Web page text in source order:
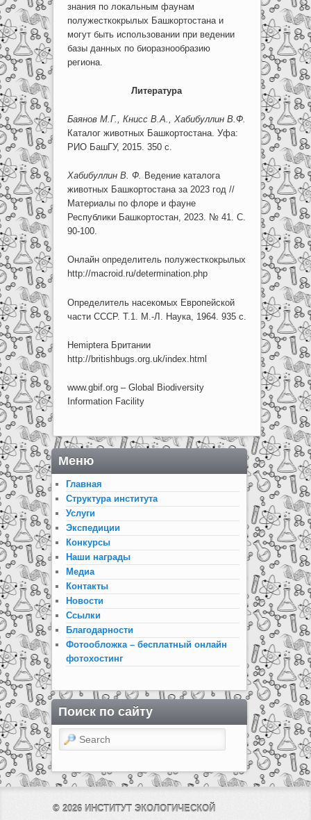
знания по локальным фаунам
полужесткокрылых Башкортостана и
могут быть использовании при ведении
базы данных по биоразнообразию
региона.
Литература
Баянов М.Г., Книсс В.А., Хабибуллин В.Ф.
Каталог животных Башкортостана. Уфа:
РИО БашГУ, 2015. 350 с.
Хабибуллин В. Ф. Ведение каталога
животных Башкортостана за 2023 год //
Материалы по флоре и фауне
Республики Башкортостан, 2023. № 41. С.
90-100.
Онлайн определитель полужесткокрылых
http://macroid.ru/determination.php
Определитель насекомых Европейской
части СССР. Т.1. М.-Л. Наука, 1964. 935 с.
Hemiptera Британии
http://britishbugs.org.uk/index.html
www.gbif.org – Global Biodiversity
Information Facility
Меню
Главная
Структура института
Услуги
Экспедиции
Конкурсы
Наши награды
Медиа
Контакты
Новости
Ссылки
Благодарности
Фотообложка – бесплатный онлайн
фотохостинг
Поиск по сайту
Search
© 2026 ИНСТИТУТ ЭКОЛОГИЧЕСКОЙ